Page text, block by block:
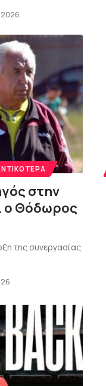
στην
ο Θόδωρος
της συνεργασίας